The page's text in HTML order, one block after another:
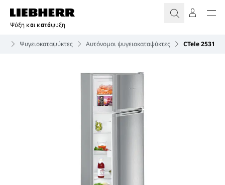
Ψύξη και κατάψυξη
Ψυγειοκαταψύκτες Αυτόνομοι ψυγειοκαταψύκτες CTele 2531